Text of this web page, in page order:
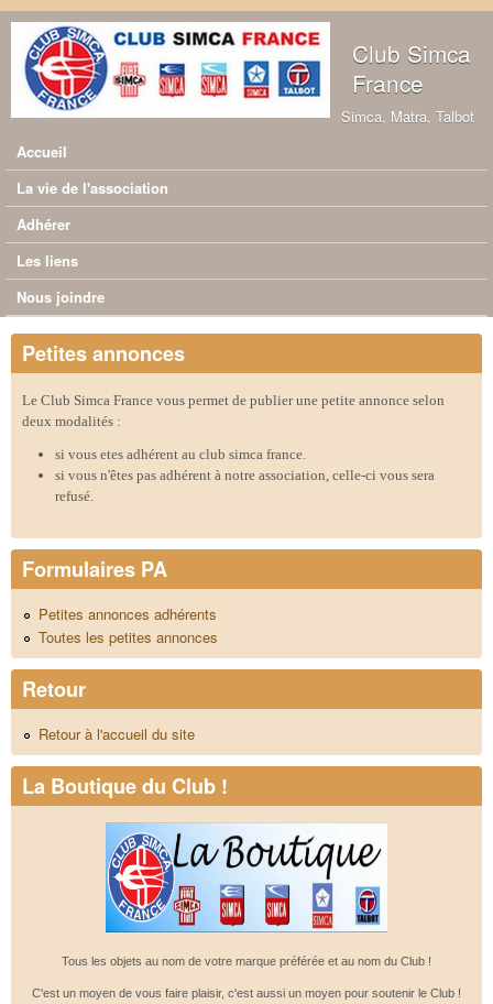
Aller au contenu principal
Club Simca
France
Simca, Matra, Talbot
Menu principal
Accueil
La vie de l'association
Adhérer
Les liens
Nous joindre
Petites annonces
Le Club Simca France vous permet de publier une petite annonce selon
deux modalités :
si vous etes adhérent au club simca france.
si vous n'êtes pas adhérent à notre association, celle-ci vous sera
refusé.
Formulaires PA
Petites annonces adhérents
Toutes les petites annonces
Retour
Retour à l'accueil du site
La Boutique du Club !
Tous les objets au nom de votre marque préférée et au nom du Club !
C'est un moyen de vous faire plaisir, c'est aussi un moyen pour soutenir le Club !